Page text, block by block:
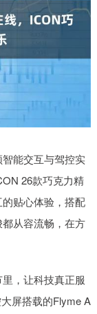
能交互与驾控实
26款巧克力精
贴心体验，搭配
从容流畅，在方
，让科技真正服
屏搭载的Flyme A